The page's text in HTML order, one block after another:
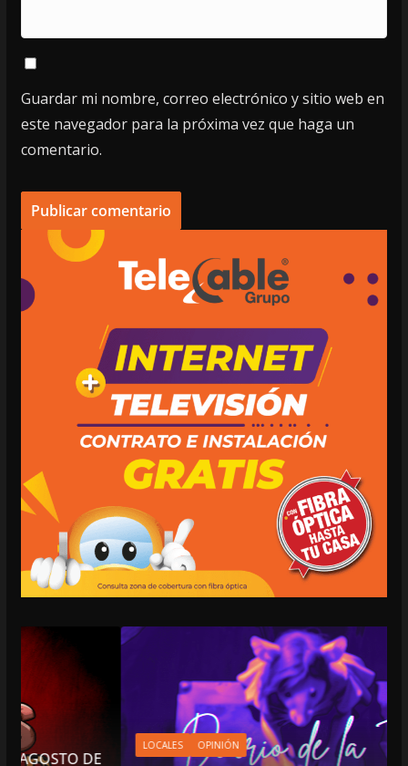
Guardar mi nombre, correo electrónico y sitio web en
este navegador para la próxima vez que haga un
comentario.
OPINIÓN